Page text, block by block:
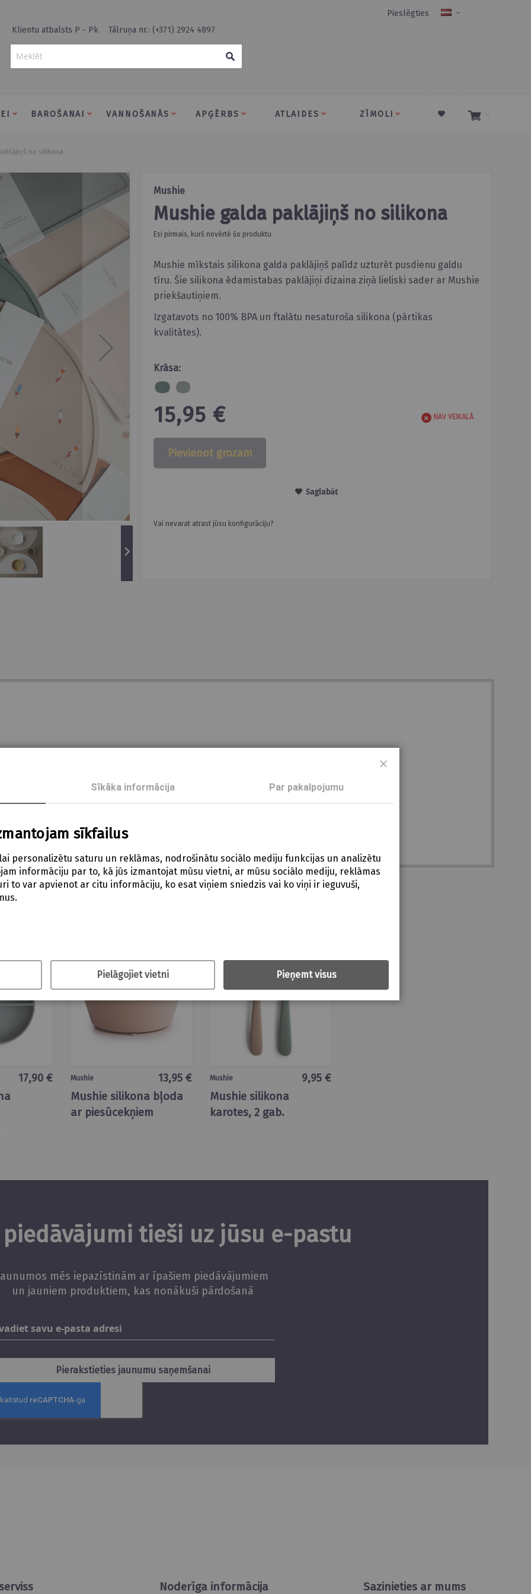
Language
Pieslēgties
Klientu atbalsts P - Pk
Tālruņa nr.: (+371) 2924 4897
BAROŠANAI VANNOŠANĀS APĢĒRBS ATLAIDES ZĪMOLI
no silikona
Mushie
Mushie mīkstais silikona galda paklājiņš palīdz uzturēt pusdienu galdu
tīru. Šie silikona ēdamistabas paklājiņi dizaina ziņā lieliski sader ar Mushie
priekšautiņiem.
Izgatavots no 100% BPA un ftalātu nesaturoša silikona (pārtikas
kvalitātes).
Krāsa:
15,95 € NAV VEIKALĀ
Pievienot grozam
Saglabāt
Vai nevarat atrast jūsu konfigurāciju?
Mushie galda paklājiņš no silikona
Esi pirmais, kurš novērtē šo produktu
ūdeni
17,90 € Mushie 13,95 €
Mushie silikona bļoda
ar piesūcekņiem
Mushie 9,95 €
Mushie silikona
karotes, 2 gab.
tieši uz jūsu e-pastu
mēs iepazīstinām ar īpašiem piedāvājumiem
un jauniem produktiem, kas nonākuši pārdošanā
Pierakstieties jaunumu saņemšanai
Noderīga informācija Sazinieties ar mums
sīkfailus
personalizētu saturu un reklāmas, nodrošinātu sociālo mediju funkcijas un analizētu
informāciju par to, kā jūs izmantojat mūsu vietni, ar mūsu sociālo mediju, reklāmas
to var apvienot ar citu informāciju, ko esat viņiem sniedzis vai ko viņi ir ieguvuši,
Sīkāka informācija Par pakalpojumu
Pielāgojiet vietni Pieņemt visus